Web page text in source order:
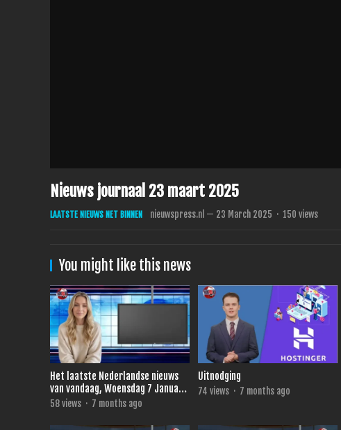
Nieuws journaal 23 maart 2025
LAATSTE NIEUWS NET BINNEN nieuwspress.nl — 23 March 2025 · 150 views
You might like this news
Het laatste Nederlandse nieuws
van vandaag, Woensdag 7 Januari
2026.
58views · 7 months ago
Uitnodging
74 views · 7 months ago